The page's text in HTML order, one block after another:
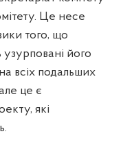
Це несе
того, що
його
всіх подальших
це є
які